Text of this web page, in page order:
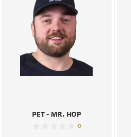
PET - MR. HOP
0